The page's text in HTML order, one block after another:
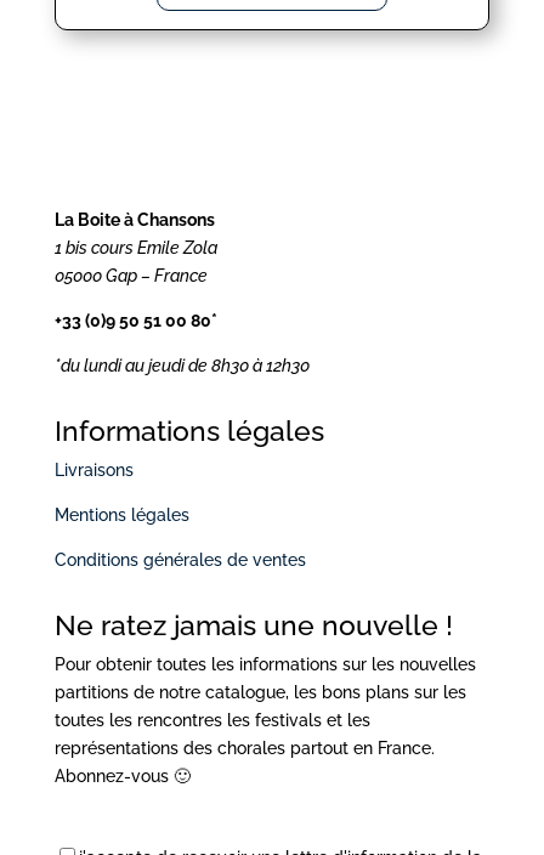
La Boite à Chansons
1 bis cours Emile Zola
05000 Gap – France
+33 (0)9 50 51 00 80*
*du lundi au jeudide 8h30 à 12h30
Informations légales
Livraisons
Mentions légales
Conditions générales de ventes
Ne ratez jamais une nouvelle !
Pour obtenir toutes les informations sur les nouvelles
partitions de notre catalogue, les bons plans sur les
toutes les rencontres les festivals et les
représentations des chorales partout en France.
Abonnez-vous 🙂